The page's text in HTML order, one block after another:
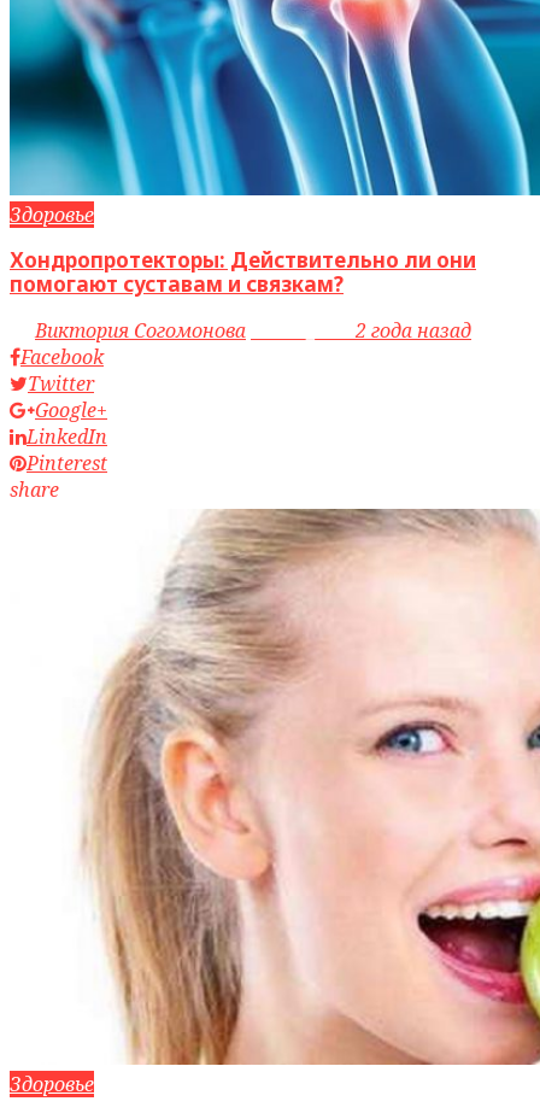
Здоровье
Хондропротекторы: Действительно ли они
помогают суставам и связкам?
byВиктория Согомонова access_time2 года назад
Facebook
Twitter
Google+
LinkedIn
Pinterest
share
Здоровье